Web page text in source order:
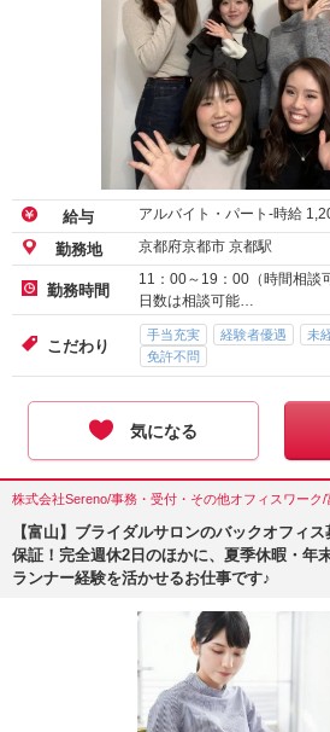
給与 アルバイト・パート-時給
勤務地 京都府京都市 京都駅
勤務時間
11：00～19：00（時間相談
日数は相談可能…
こだわり
手当充実 経験者優遇 未
免許不問
気になる
株式会社Sereno/事務・受付・その他オフィスワーク
【富山】ブライダルサロンのバックオフィ
保証！完全週休2日のほかに、夏季休暇・年
ランナー経験を活かせるお仕事です♪